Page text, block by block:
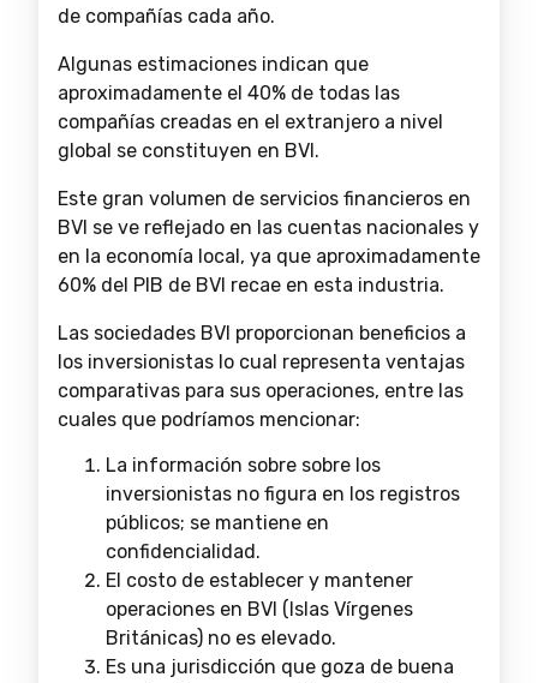
de compañías cada año.
Algunas estimaciones indican que
aproximadamente el 40% de todas las
compañías creadas en el extranjero a nivel
global se constituyen en BVI.
Este gran volumen de servicios financieros en
BVI se ve reflejado en las cuentas nacionales y
en la economía local, ya que aproximadamente
60% del PIB de BVI recae en esta industria.
Las sociedades BVI proporcionan beneficios a
los inversionistas lo cual representa ventajas
comparativas para sus operaciones, entre las
cuales que podríamos mencionar:
La información sobre sobre los
inversionistas no figura en los registros
públicos; se mantiene en
confidencialidad.
El costo de establecer y mantener
operaciones en BVI (Islas Vírgenes
Británicas) no es elevado.
Es una jurisdicción que goza de buena